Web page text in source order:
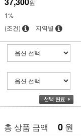
원
1%
(조건) 지역별
총 상품 금액 0 원